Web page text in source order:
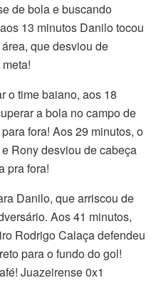
de bola e buscando
13 minutos Danilo tocou
que desviou de
o time baiano, aos 18
a bola no campo de
fora! Aos 29 minutos, o
Rony desviou de cabeça
pra fora!
Danilo, que arriscou de
Aos 41 minutos,
Rodrigo Calaça defendeu
para o fundo do gol!
Juazeirense 0x1